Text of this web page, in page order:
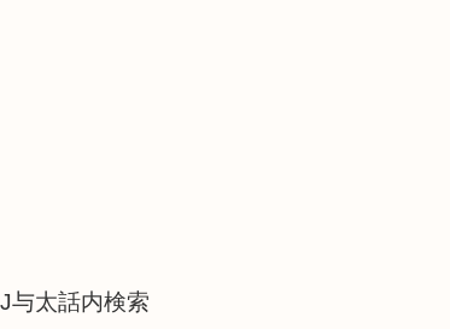
与太話内検索